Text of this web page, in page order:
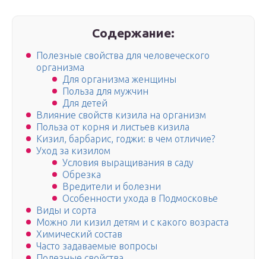
Содержание:
Полезные свойства для человеческого
организма
Для организма женщины
Польза для мужчин
Для детей
Влияние свойств кизила на организм
Польза от корня и листьев кизила
Кизил, барбарис, годжи: в чем отличие?
Уход за кизилом
Условия выращивания в саду
Обрезка
Вредители и болезни
Особенности ухода в Подмосковье
Виды и сорта
Можно ли кизил детям и с какого возраста
Химический состав
Часто задаваемые вопросы